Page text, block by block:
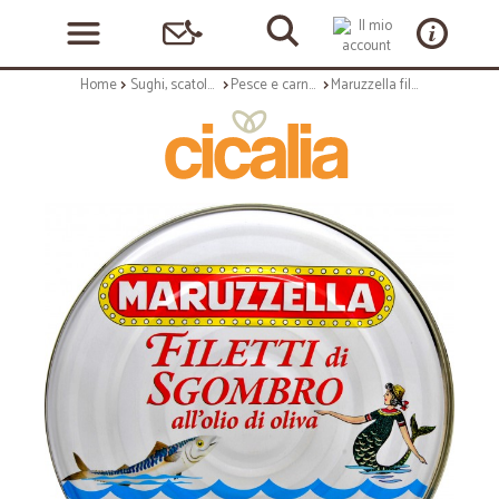
Home Sughi, scatolame e condimenti Pesce e carne in scatola Maruzzella filetti sgombro in latta da kg.2,5